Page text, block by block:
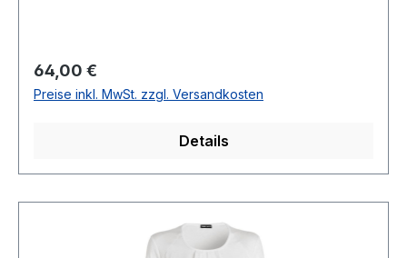
waschbarModell Nr.: 1112008/00Farbe: 0999
Regulärer Preis:
64,00 €
Preise inkl. MwSt. zzgl. Versandkosten
Details